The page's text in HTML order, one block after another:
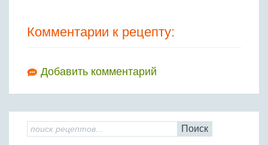
Комментарии к рецепту:
Добавить комментарий
Поиск